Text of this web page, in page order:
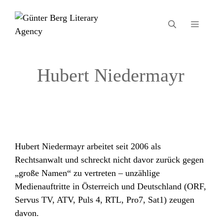
Inhalt
springen
Hubert Niedermayr
Hubert Niedermayr arbeitet seit 2006 als
Rechtsanwalt und schreckt nicht davor zurück gegen
„große Namen“ zu vertreten – unzählige
Medienauftritte in Österreich und Deutschland (ORF,
Servus TV, ATV, Puls 4, RTL, Pro7, Sat1) zeugen
davon.